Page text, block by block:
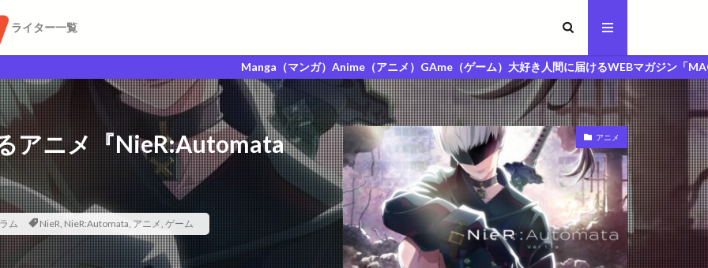
ライター一覧
Manga（マンガ）Anime（アニメ）GAme（ゲーム）大好き人間に届けるWEBマガジン「MAGA人マガジン」
アニメ『NieR:Automata
ム NieR, NieR:Automata, アニメ, ゲーム
アニメ